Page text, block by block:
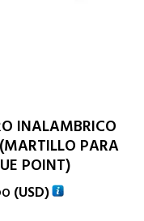
INALAMBRICO
PARA
POINT)
(USD)